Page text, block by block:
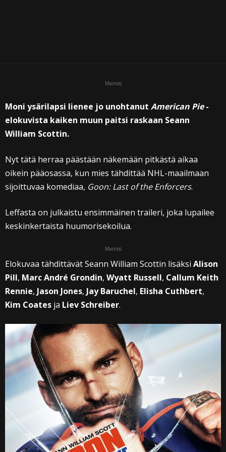
Mainos
Moni ysärilapsi lienee jo unohtanut American Pie-
elokuvista kaiken muun paitsi raskaan Seann
William Scottin.
Nyt tätä herraa päästään näkemään pitkästä aikaa
oikein pääosassa, kun mies tähdittää NHL-maailmaan
sijoittuvaa komediaa, Goon: Last of the Enforcers.
Leffasta on julkaistu ensimmäinen traileri, joka lupailee
keskinkertaista huumorisekoilua.
Mainos
Elokuvaa tähdittävät Seann William Scottin lisäksi Alison
Pill, Marc André Grondin, Wyatt Russell, Callum Keith
Rennie, Jason Jones, Jay Baruchel, Elisha Cuthbert,
Kim Coates ja Liev Schreiber.